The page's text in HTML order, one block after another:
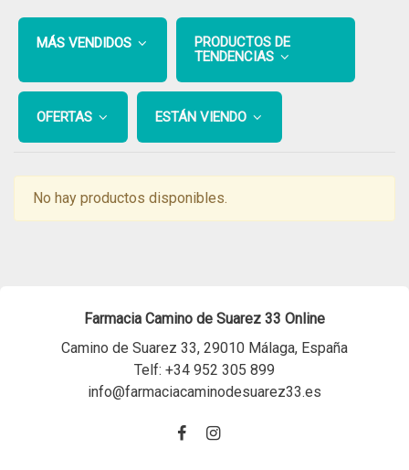
MÁS VENDIDOS
PRODUCTOS DE
TENDENCIAS
OFERTAS ESTÁN VIENDO
No hay productos disponibles.
Farmacia Camino de Suarez 33 Online
Camino de Suarez 33, 29010 Málaga, España
Telf: +34 952 305 899
info@farmaciacaminodesuarez33.es